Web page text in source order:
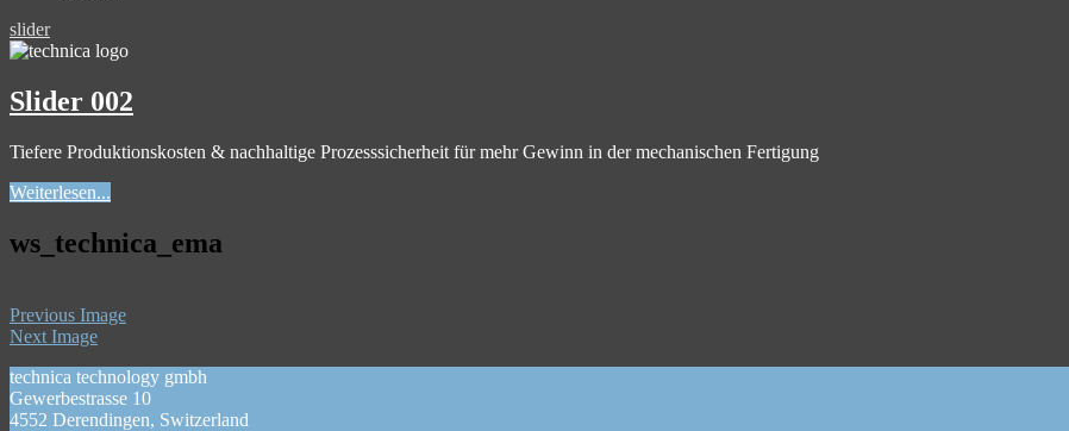
slider
Slider 002
Tiefere Produktionskosten & nachhaltige Prozesssicherheit für mehr Gewinn in der mechanischen Fertigung
Weiterlesen...
ws_technica_ema
Previous Image
Next Image
technica technology gmbh
Gewerbestrasse 10
4552 Derendingen, Switzerland